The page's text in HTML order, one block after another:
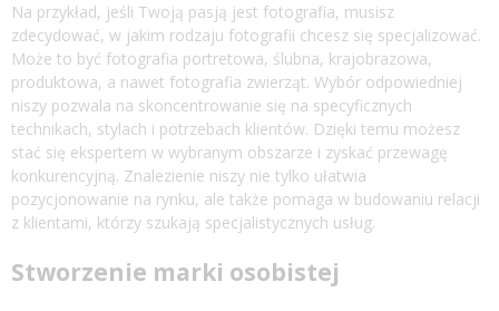
Na przykład, jeśli Twoją pasją jest fotografia, musisz
zdecydować, w jakim rodzaju fotografii chcesz się specjalizować.
Może to być fotografia portretowa, ślubna, krajobrazowa,
produktowa, a nawet fotografia zwierząt. Wybór odpowiedniej
niszy pozwala na skoncentrowanie się na specyficznych
technikach, stylach i potrzebach klientów. Dzięki temu możesz
stać się ekspertem w wybranym obszarze i zyskać przewagę
konkurencyjną. Znalezienie niszy nie tylko ułatwia
pozycjonowanie na rynku, ale także pomaga w budowaniu relacji
z klientami, którzy szukają specjalistycznych usług.
Stworzenie marki osobistej